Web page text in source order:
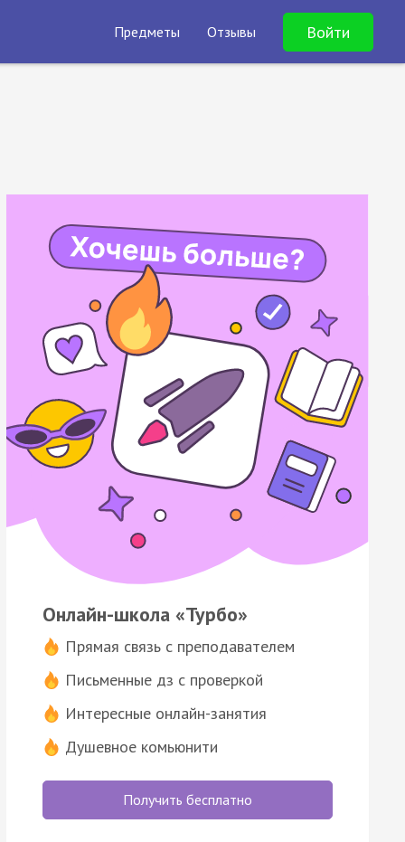
Предметы Отзывы Войти
Онлайн-школа «Турбо»
Прямая связь с преподавателем
Письменные дз с проверкой
Интересные онлайн-занятия
Душевное комьюнити
Получить бесплатно